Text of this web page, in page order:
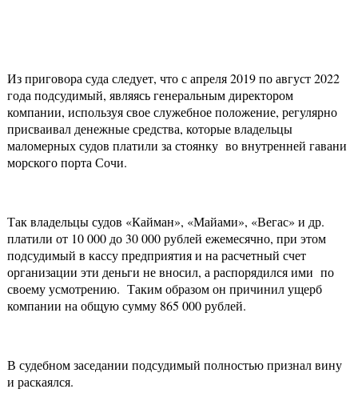
Из приговора суда следует, что с апреля 2019 по август 2022
года подсудимый, являясь генеральным директором
компании, используя свое служебное положение, регулярно
присваивал денежные средства, которые владельцы
маломерных судов платили за стоянку во внутренней гавани
морского порта Сочи.
Так владельцы судов «Кайман», «Майами», «Вегас» и др.
платили от 10 000 до 30 000 рублей ежемесячно, при этом
подсудимый в кассу предприятия и на расчетный счет
организации эти деньги не вносил, а распорядился ими по
своему усмотрению. Таким образом он причинил ущерб
компании на общую сумму 865 000 рублей.
В судебном заседании подсудимый полностью признал вину
и раскаялся.